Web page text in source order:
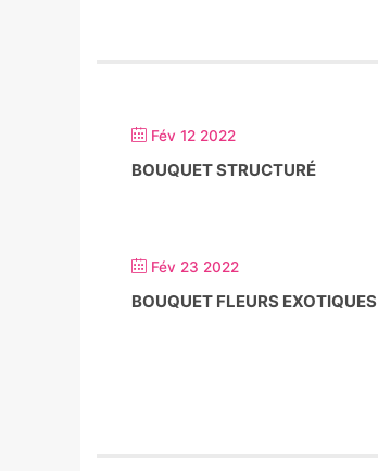
Fév 12 2022
BOUQUET STRUCTURÉ
Fév 23 2022
BOUQUET FLEURS EXOTIQUES